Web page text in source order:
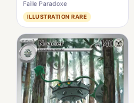
Faille Paradoxe
ILLUSTRATION RARE